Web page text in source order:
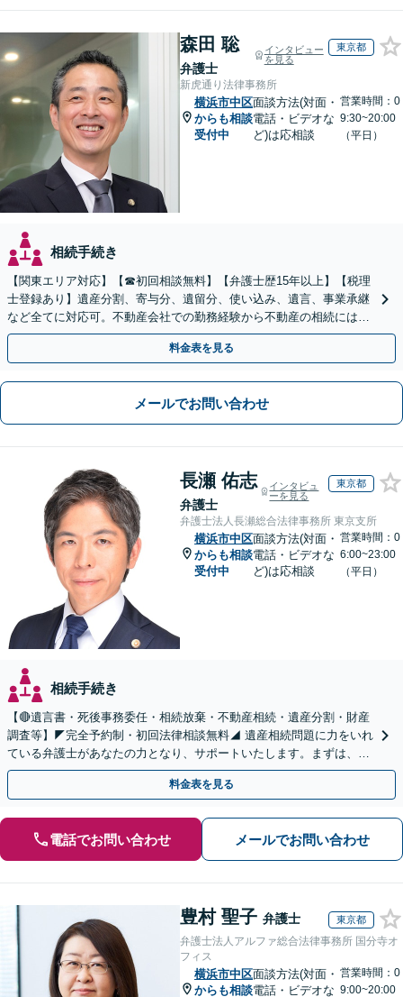
森田 聡
弁護士
インタビュー
を見る
東京都
新虎通り法律事務所
横浜市中区
からも相談
受付中
面談方法(対面・
電話・ビデオな
ど)は応相談
営業時間：0
9:30~20:00
（平日）
相続手続き
【関東エリア対応】【☎︎初回相談無料】【弁護士歴15年以上】【税理
士登録あり】遺産分割、寄与分、遺留分、使い込み、遺言、事業承継
など全てに対応可。不動産会社での勤務経験から不動産の相続には特
に的確に対応【出張サービス】【夜間・休日面談】
料金表を見る
メールでお問い合わせ
長瀬 佑志
弁護士
インタビュ
ーを見る
東京都
弁護士法人長瀬総合法律事務所 東京支所
横浜市中区
からも相談
受付中
面談方法(対面・
電話・ビデオな
ど)は応相談
営業時間：0
6:00~23:00
（平日）
相続手続き
【🔴遺言書・死後事務委任・相続放棄・不動産相続・遺産分割・財産
調査等】◤完全予約制・初回法律相談無料◢ 遺産相続問題に力をいれ
ている弁護士があなたの力となり、サポートいたします。まずは、お
気軽にお問い合わせください。
料金表を見る
電話でお問い合わせ メールでお問い合わせ
豊村 聖子 弁護士 東京都
弁護士法人アルファ総合法律事務所 国分寺オ
フィス
横浜市中区
からも相談
面談方法(対面・
電話・ビデオな
営業時間：0
9:00~20:00